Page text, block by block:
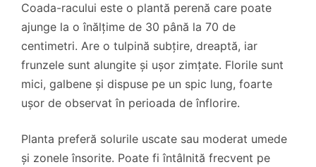
Coada-racului este o plantă perenă care poate
ajunge la o înălțime de 30 până la 70 de
centimetri. Are o tulpină subțire, dreaptă, iar
frunzele sunt alungite și ușor zimțate. Florile sunt
mici, galbene și dispuse pe un spic lung, foarte
ușor de observat în perioada de înflorire.
Planta preferă solurile uscate sau moderat umede
și zonele însorite. Poate fi întâlnită frecvent pe